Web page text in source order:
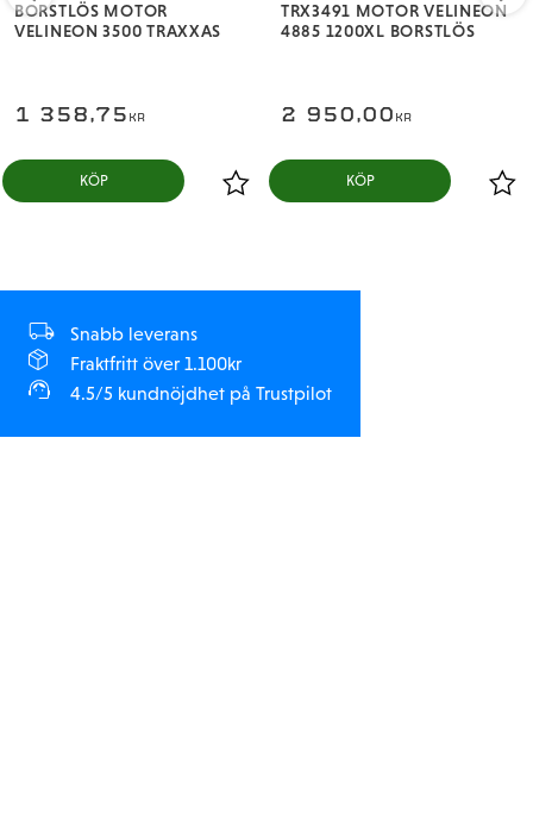
BORSTLÖS MOTOR
VELINEON 3500 TRAXXAS
1 358,75 KR
KÖP
TRX3491 MOTOR VELINEON
4885 1200XL BORSTLÖS
2 950,00 KR
KÖP
Snabb leverans
Fraktfritt över 1.100kr
4.5/5 kundnöjdhet på Trustpilot